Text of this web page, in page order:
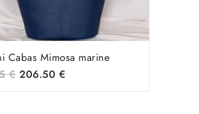
Cabas Mimosa marine
€ 206.50 €